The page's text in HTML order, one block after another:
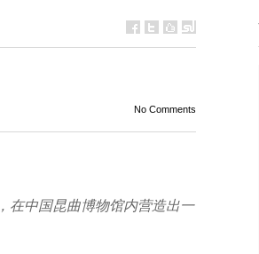
No Comments
在中国昆曲博物馆内营造出一